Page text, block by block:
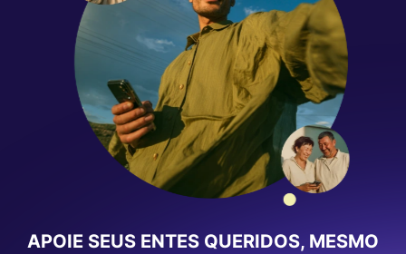
APOIE SEUS ENTES QUERIDOS, MESMO